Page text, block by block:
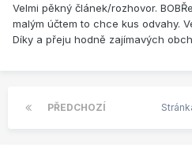
Velmi pěkný článek/rozhovor.
malým účtem to chce kus odvahy.
Díky a přeju hodně zajímavých
PŘEDCHOZÍ